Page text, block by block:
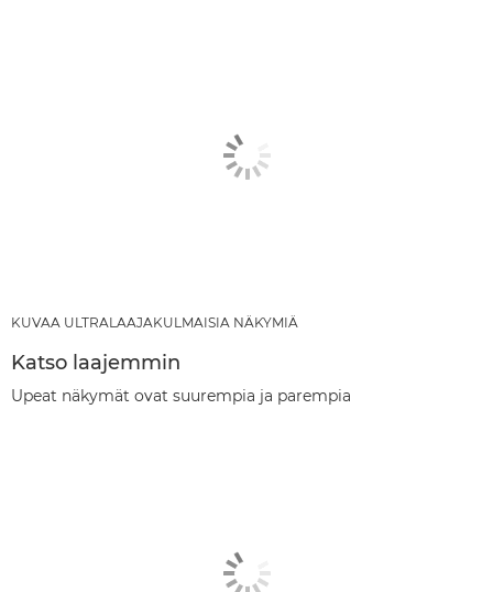
KUVAA ULTRALAAJAKULMAISIA NÄKYMIÄ
Katso laajemmin
Upeat näkymät ovat suurempia ja parempia